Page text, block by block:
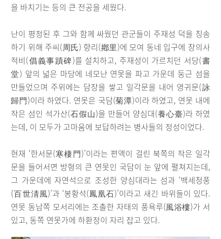
을 바치기는 등의 큰 전공을 세웠다.
난이 평정된 후 그와 함께 싸웠던 관군들이 주재성 덕을 칭송
하기 위해 주씨(周氏) 향리(鄕里)에 모여 동네 입구에 창의사
적비(倡義事蹟碑)를 설치하고, 주재성이 가르치던 서당(書
堂) 앞의 넓은 마당에 네모난 연못을 파고 가운데 둥근 섬을
만들었으며 주위에는 담장을 쌓고 일각문을 내어 영귀문(詠
歸門)이라 하였다. 연못은 국담(菊潭)이라 하였고, 연못 내에
작은 섬인 석가산(石假山)을 만들어 양심대(養心臺)라 하였
는데, 이 모두가 고마움에 보답하려는 병사들의 정성이었다.
현재 ‘한서문(寒棲門)’이라는 편액이 걸린 북쪽의 작은 일각
문을 들어서면 방형의 큰 연못인 국담이 눈 앞에 펼쳐지는데,
그 가운데에 자연석으로 조성한 양심대라는 섬과 ‘백세청풍
(百世淸風)’과 ‘봉황석(鳳凰石)’이라고 새긴 바위들이 있다.
연못 동남쪽 모서리에는 조촐한 자태의 풍욕루(風浴樓)가 서
있고, 동쪽 연못가에 하환정이 자리 잡고 있다.